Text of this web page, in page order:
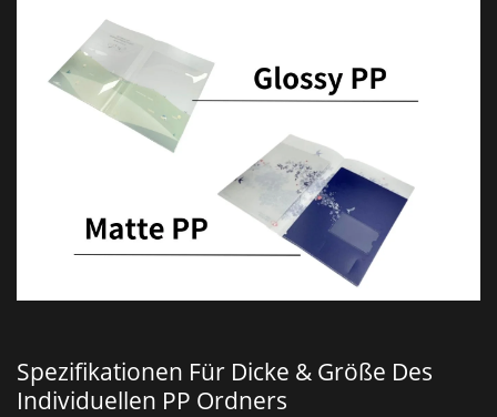
Spezifikationen Für Dicke & Größe Des
Individuellen PP Ordners